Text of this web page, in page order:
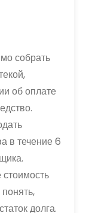
собрать
об оплате
в течение 6
долга.